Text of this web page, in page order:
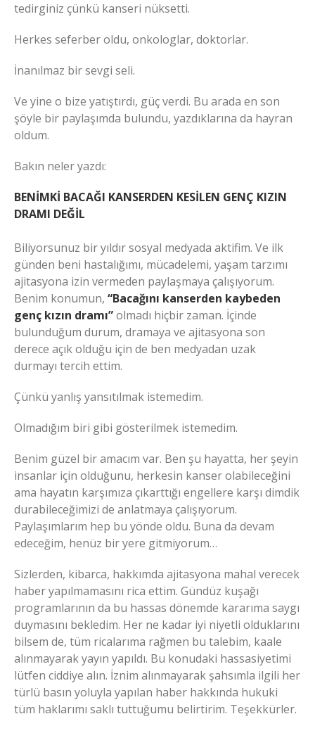
tedirginiz çünkü kanseri nüksetti.
Herkes seferber oldu, onkologlar, doktorlar.
İnanılmaz bir sevgi seli.
Ve yine o bize yatıştırdı, güç verdi. Bu arada en son
şöyle bir paylaşımda bulundu, yazdıklarına da hayran
oldum.
Bakın neler yazdı:
BENİMKİ BACAĞI KANSERDEN KESİLEN GENÇ KIZIN
DRAMI DEĞİL
Biliyorsunuz bir yıldır sosyal medyada aktifim. Ve ilk
günden beni hastalığımı, mücadelemi, yaşam tarzımı
ajitasyona izin vermeden paylaşmaya çalışıyorum.
Benim konumun, “Bacağını kanserden kaybeden
genç kızın dramı”olmadı hiçbir zaman. İçinde
bulunduğum durum, dramaya ve ajitasyona son
derece açık olduğu için de ben medyadan uzak
durmayı tercih ettim.
Çünkü yanlış yansıtılmak istemedim.
Olmadığım biri gibi gösterilmek istemedim.
Benim güzel bir amacım var. Ben şu hayatta, her şeyin
insanlar için olduğunu, herkesin kanser olabileceğini
ama hayatın karşımıza çıkarttığı engellere karşı dimdik
durabileceğimizi de anlatmaya çalışıyorum.
Paylaşımlarım hep bu yönde oldu. Buna da devam
edeceğim, henüz bir yere gitmiyorum…
Sizlerden, kibarca, hakkımda ajitasyona mahal verecek
haber yapılmamasını rica ettim. Gündüz kuşağı
programlarının da bu hassas dönemde kararıma saygı
duymasını bekledim. Her ne kadar iyi niyetli olduklarını
bilsem de, tüm ricalarıma rağmen bu talebim, kaale
alınmayarak yayın yapıldı. Bu konudaki hassasiyetimi
lütfen ciddiye alın. İznim alınmayarak şahsımla ilgili her
türlü basın yoluyla yapılan haber hakkında hukuki
tüm haklarımı saklı tuttuğumu belirtirim. Teşekkürler.